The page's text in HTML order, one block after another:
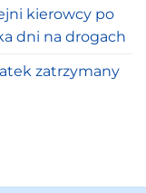
kierowcy po
dni na drogach
zatrzymany